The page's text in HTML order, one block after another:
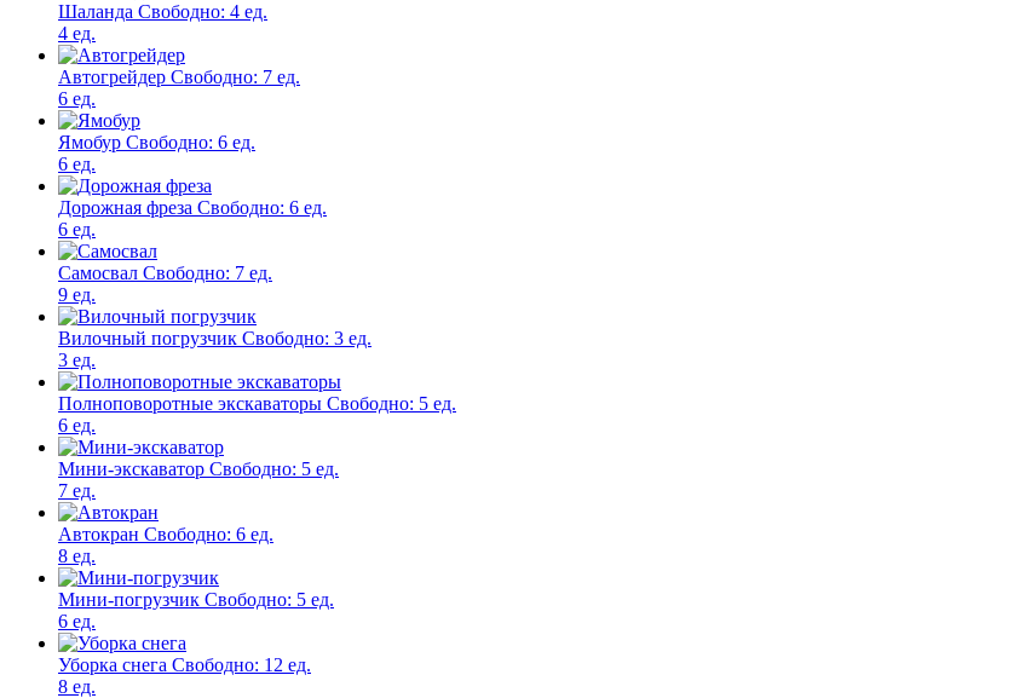
Шаланда Свободно: 4 ед.
4 ед.
Автогрейдер Свободно: 7 ед.
6 ед.
Ямобур Свободно: 6 ед.
6 ед.
Дорожная фреза Свободно: 6 ед.
6 ед.
Самосвал Свободно: 7 ед.
9 ед.
Вилочный погрузчик Свободно: 3 ед.
3 ед.
Полноповоротные экскаваторы Свободно: 5 ед.
6 ед.
Мини-экскаватор Свободно: 5 ед.
7 ед.
Автокран Свободно: 6 ед.
8 ед.
Мини-погрузчик Свободно: 5 ед.
6 ед.
Уборка снега Свободно: 12 ед.
8 ед.